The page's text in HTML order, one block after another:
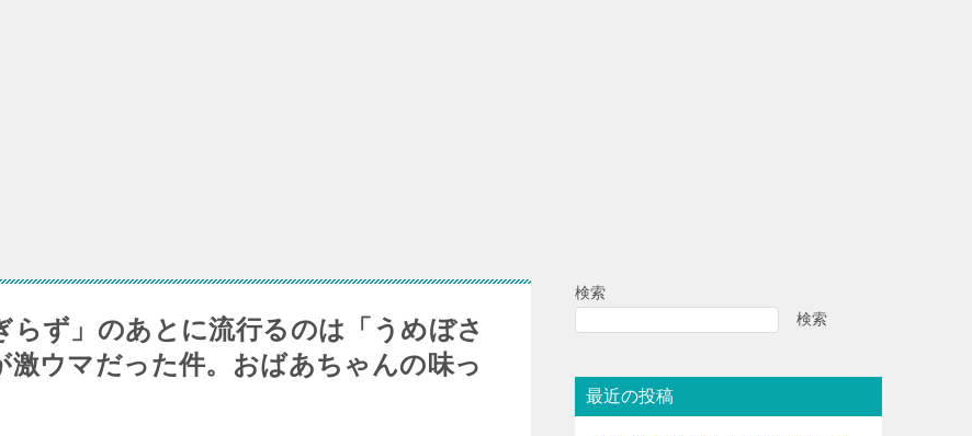
ず」のあとに流行るのは「うめぼさ
ウマだった件。おばあちゃんの味っ
検索
検索
最近の投稿